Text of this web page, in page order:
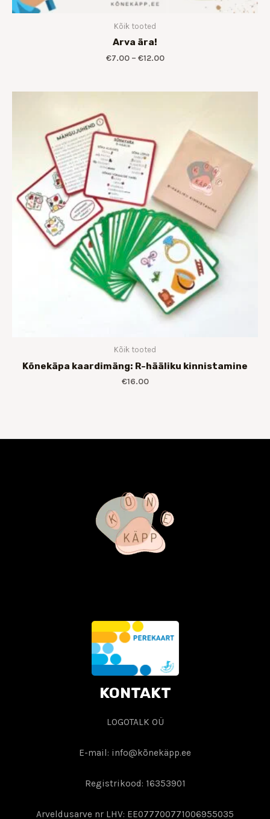
Kõik tooted
Arva ära!
€7.00 – €12.00
Kõik tooted
Kõnekäpa kaardimäng: R-hääliku kinnistamine
€16.00
KONTAKT
LOGOTALK OÜ
E-mail: info@kõnekäpp.ee
Registrikood: 16353901
Arveldusarve nr LHV: EE077700771006955035